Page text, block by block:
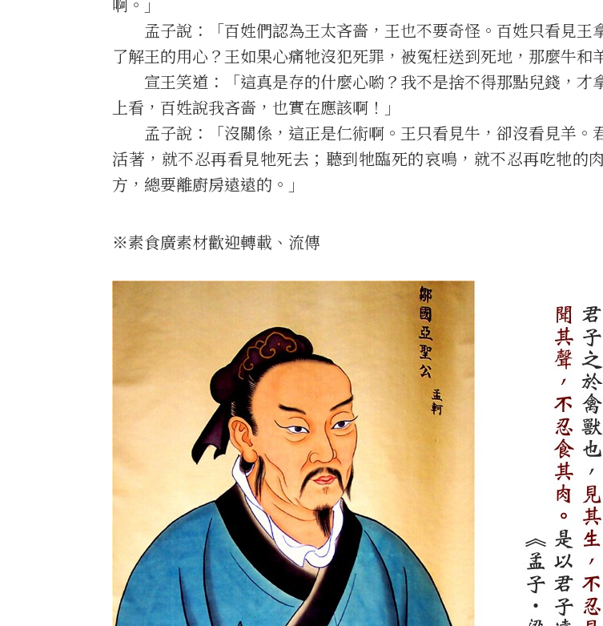
孟子說：「百姓們認為王太吝嗇，王也不要奇怪。百姓只看見王
了解王的用心？王如果心痛牠沒犯死罪，被冤枉送到死地，那麼牛和
宣王笑道：「這真是存的什麼心喲？我不是捨不得那點兒錢，才
上看，百姓說我吝嗇，也實在應該啊！」
孟子說：「沒關係，這正是仁術啊。王只看見牛，卻沒看見羊。
活著，就不忍再看見牠死去；聽到牠臨死的哀鳴，就不忍再吃牠的
方，總要離廚房遠遠的。」
※素食廣素材歡迎轉載、流傳